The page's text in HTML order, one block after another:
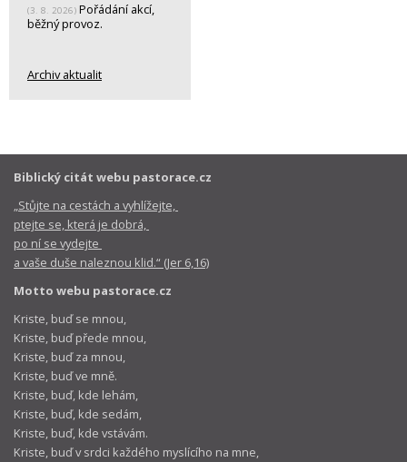
(3. 8. 2026) Pořádání akcí,
běžný provoz.
Archiv aktualit
Biblický citát webu pastorace.cz
„Stůjte na cestách a vyhlížejte,
ptejte se, která je dobrá,
po ní se vydejte
a vaše duše naleznou klid.“ (Jer 6,16)
Motto webu pastorace.cz
Kriste, buď se mnou,
Kriste, buď přede mnou,
Kriste, buď za mnou,
Kriste, buď ve mně.
Kriste, buď, kde lehám,
Kriste, buď, kde sedám,
Kriste, buď, kde vstávám.
Kriste, buď v srdci každého myslícího na mne,